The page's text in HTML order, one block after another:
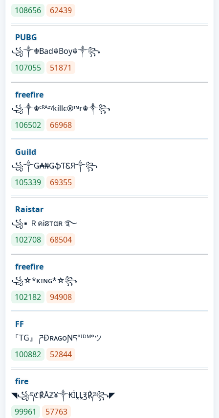
108656
62439
PUBG
꧁༒☬Bad☬Boy☬༒꧂
107055
51871
freefire
꧁༒☬ᶜᴿᴬᶻᵞkíllє®™r☬༒꧂
106502
66968
Guild
꧁༒Ǥ₳₦ǤֆƬᏋЯ༒꧂
105339
69355
Raistar
꧁▪ ＲคᎥនтαʀ ࿐
102708
68504
freefire
꧁☆*κɪɴɢ*☆꧂
102182
94908
FF
『TG』 ཌĐʀᴀɢᴏƝད°ᴵᴰᴹ°ツ
100882
52844
fire
◥꧁དℭ℟Åℤ¥༒₭ÏḼḼ℥℟ཌ꧂◤
99961
57763